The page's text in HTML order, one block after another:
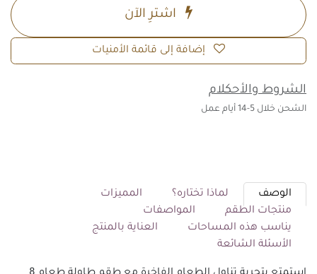
اشترِ الآن
إضافة إلى قائمة الأمنيات
الشروط والأحكلام
الشحن خلال 5-14 أيام عمل
الوصف لماذا تختاره؟
المميزات
منتجات الطقم
المواصفات
يناسب هذه المساحات
العناية بالمنتج
الأسئلة الشائعة